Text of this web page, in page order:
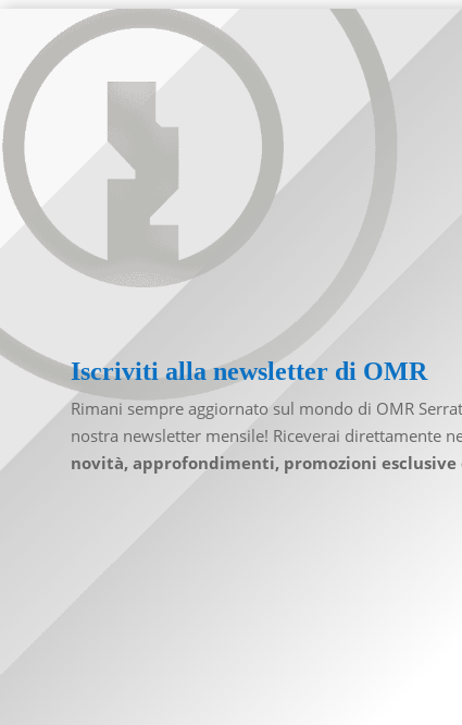
Iscriviti alla newsletter di OMR
Rimani sempre aggiornato sul mondo di OMR
nostra newsletter mensile! Riceverai direttamente
novità, approfondimenti, promozioni